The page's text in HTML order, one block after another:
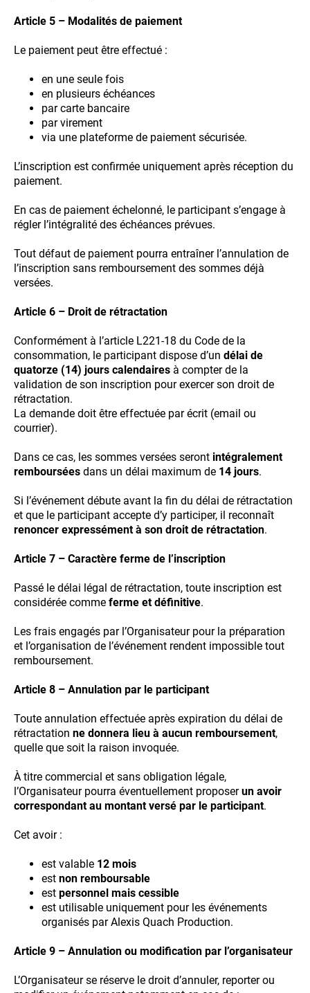
Article 5 – Modalités de paiement
Le paiement peut être effectué :
en une seule fois
en plusieurs échéances
par carte bancaire
par virement
via une plateforme de paiement sécurisée.
L’inscription est confirmée uniquement après réception du
paiement.
En cas de paiement échelonné, le participant s’engage à
régler l’intégralité des échéances prévues.
Tout défaut de paiement pourra entraîner l’annulation de
l’inscription sans remboursement des sommes déjà
versées.
Article 6 – Droit de rétractation
Conformément à l’article L221-18 du Code de la
consommation, le participant dispose d’un délai de
quatorze (14) jours calendaires à compter de la
validation de son inscription pour exercer son droit de
rétractation.
La demande doit être effectuée par écrit (email ou
courrier).
Dans ce cas, les sommes versées seront intégralement
remboursées dans un délai maximum de 14 jours.
Si l’événement débute avant la fin du délai de rétractation
et que le participant accepte d’y participer, il reconnaît
renoncer expressément à son droit de rétractation.
Article 7 – Caractère ferme de l’inscription
Passé le délai légal de rétractation, toute inscription est
considérée comme ferme et définitive.
Les frais engagés par l’Organisateur pour la préparation
et l’organisation de l’événement rendent impossible tout
remboursement.
Article 8 – Annulation par le participant
Toute annulation effectuée après expiration du délai de
rétractation ne donnera lieu à aucun remboursement,
quelle que soit la raison invoquée.
À titre commercial et sans obligation légale,
l’Organisateur pourra éventuellement proposerun avoir
correspondant au montant versé par le participant.
Cet avoir :
est valable 12 mois
est non remboursable
est personnel mais cessible
est utilisable uniquement pour les événements
organisés par Alexis Quach Production.
Article 9 – Annulation ou modification par l’organisateur
L’Organisateur se réserve le droit d’annuler, reporter ou